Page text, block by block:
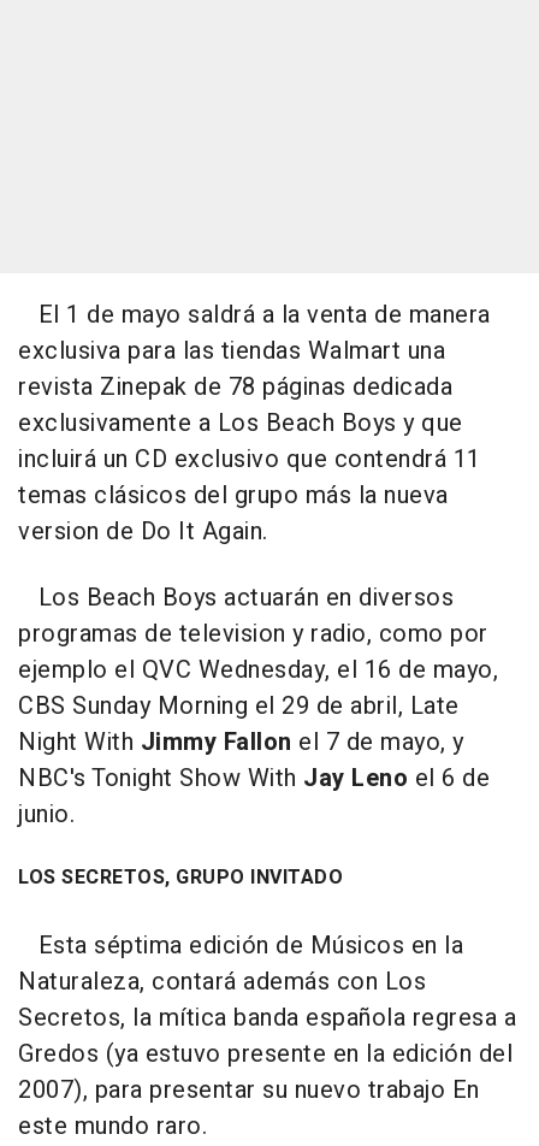
El 1 de mayo saldrá a la venta de manera
exclusiva para las tiendas Walmart una
revista Zinepak de 78 páginas dedicada
exclusivamente a Los Beach Boys y que
incluirá un CD exclusivo que contendrá 11
temas clásicos del grupo más la nueva
version de Do It Again.
Los Beach Boys actuarán en diversos
programas de television y radio, como por
ejemplo el QVC Wednesday, el 16 de mayo,
CBS Sunday Morning el 29 de abril, Late
Night With Jimmy Fallon el 7 de mayo, y
NBC's Tonight Show With Jay Leno el 6 de
junio.
LOS SECRETOS, GRUPO INVITADO
Esta séptima edición de Músicos en la
Naturaleza, contará además con Los
Secretos, la mítica banda española regresa a
Gredos (ya estuvo presente en la edición del
2007), para presentar su nuevo trabajo En
este mundo raro.